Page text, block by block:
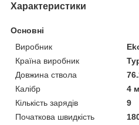
Характеристики
Основні
Виробник
Країна виробник
Довжина ствола
Калібр
4
Кількість зарядів
9
Початкова швидкість